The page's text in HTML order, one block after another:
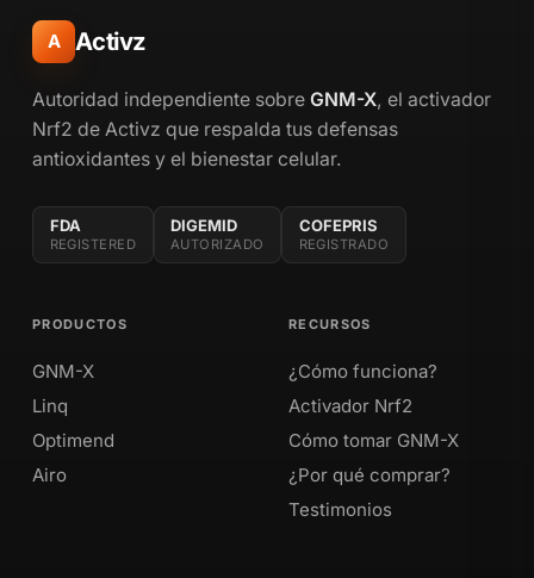
A Activz
Autoridad independiente sobre GNM-X, el activador
Nrf2 de Activz que respalda tus defensas
antioxidantes y el bienestar celular.
FDA
REGISTERED
DIGEMID
AUTORIZADO
COFEPRIS
REGISTRADO
PRODUCTOS
GNM-X
Linq
Optimend
Airo
RECURSOS
¿Cómo funciona?
Activador Nrf2
Cómo tomar GNM-X
¿Por qué comprar?
Testimonios